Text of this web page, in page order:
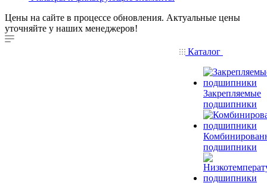
Цены на сайте в процессе обновления. Актуальные цены
уточняйте у наших менеджеров!
Каталог
Закрепляемые
подшипники
подшипники